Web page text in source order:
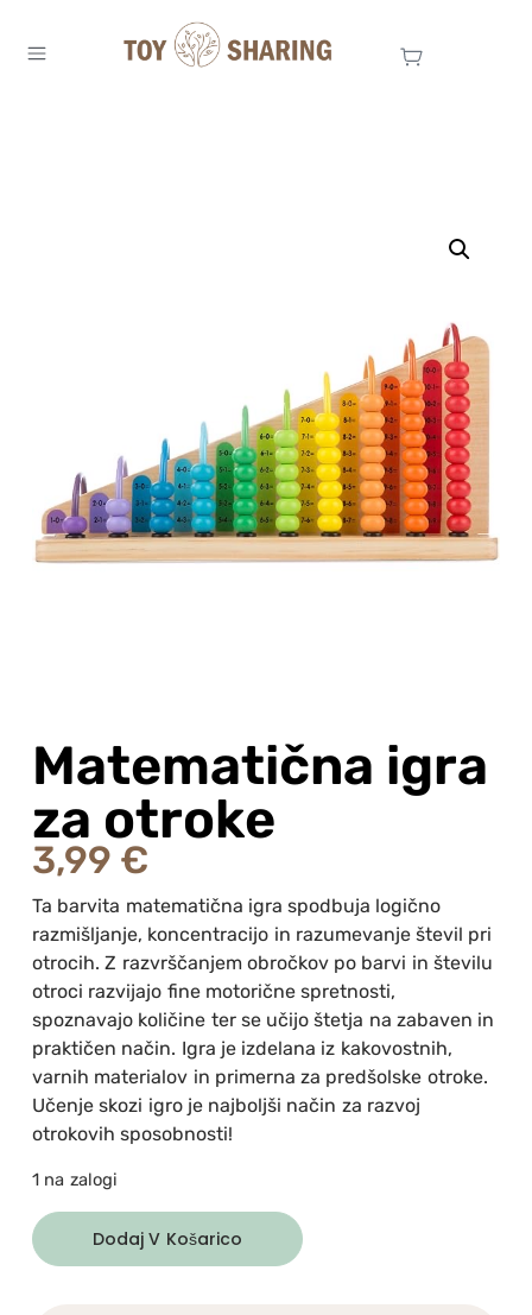
Matematična igra
za otroke
3,99 €
Ta barvita matematična igra spodbuja logično
razmišljanje, koncentracijo in razumevanje števil pri
otrocih. Z razvrščanjem obročkov po barvi in številu
otroci razvijajo fine motorične spretnosti,
spoznavajo količine ter se učijo štetja na zabaven in
praktičen način. Igra je izdelana iz kakovostnih,
varnih materialov in primerna za predšolske otroke.
Učenje skozi igro je najboljši način za razvoj
otrokovih sposobnosti!
1 na zalogi
Dodaj V Košarico